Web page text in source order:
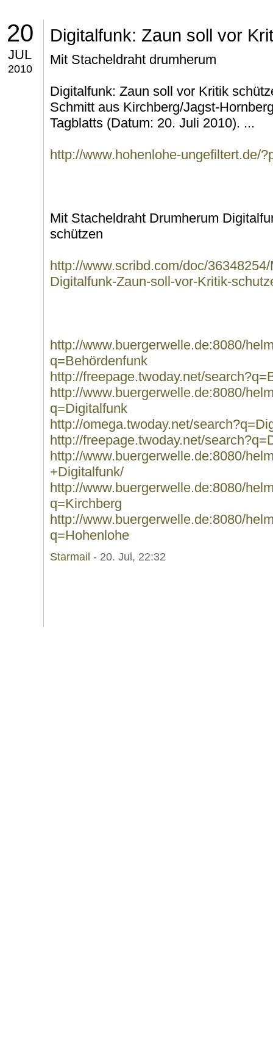
20
JUL
2010
Digitalfunk: Zaun soll vor
Mit Stacheldraht drumherum
Digitalfunk: Zaun soll vor Kritik
Schmitt aus Kirchberg/Jagst-
Tagblatts (Datum: 20. Juli 2010). ...
http://www.hohenlohe-ungefiltert.de/
Mit Stacheldraht Drumherum
schützen
http://www.scribd.com/doc/
Digitalfunk-Zaun-soll-vor-Kritik-
http://www.buergerwelle.de:8080/
q=Behördenfunk
http://freepage.twoday.net/
http://www.buergerwelle.de:8080/
q=Digitalfunk
http://omega.twoday.net/
http://freepage.twoday.net/
http://www.buergerwelle.de:8080/
+Digitalfunk/
http://www.buergerwelle.de:8080/
q=Kirchberg
http://www.buergerwelle.de:8080/
q=Hohenlohe
Starmail - 20. Jul, 22:32